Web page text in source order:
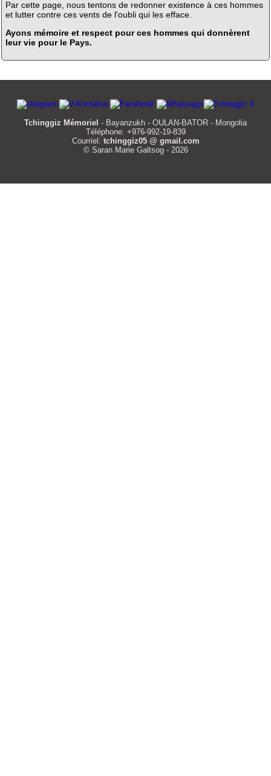
Par cette page, nous tentons de redonner existence à ces hommes
et lutter contre ces vents de l'oubli qui les efface.
Ayons mémoire et respect pour ces hommes qui donnèrent
leur vie pour le Pays.
Tchinggiz Mémoriel - Bayanzukh - OULAN-BATOR - Mongolia
Téléphone: +976-992-19-839
Courriel: tchinggiz05 @ gmail.com
© Saran Marie Galtsog - 2026